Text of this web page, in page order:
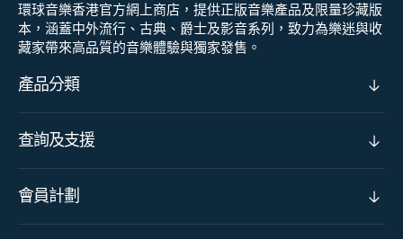
環球音樂香港官方網上商店，提供正版音樂產品及限量珍藏版
本，涵蓋中外流行、古典、爵士及影音系列，致力為樂迷與收
藏家帶來高品質的音樂體驗與獨家發售。
產品分類
查詢及支援
會員計劃